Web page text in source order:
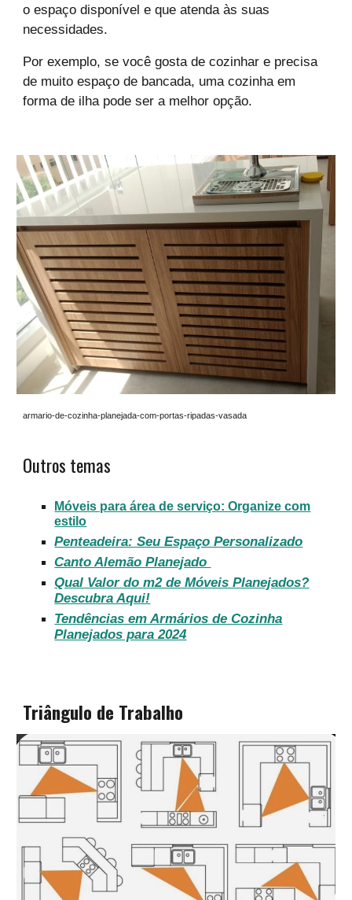
o espaço disponível e que atenda às suas
necessidades.
Por exemplo, se você gosta de cozinhar e precisa
de muito espaço de bancada, uma cozinha em
forma de ilha pode ser a melhor opção.
armario-de-cozinha-planejada-com-portas-ripadas-vasada
Outros temas
Móveis para área de serviço: Organize com
estilo
Penteadeira: Seu Espaço Personalizado
Canto Alemão Planejado
Qual Valor do m2 de Móveis Planejados?
Descubra Aqui!
Tendências em Armários de Cozinha
Planejados para 2024
Triângulo de Trabalho